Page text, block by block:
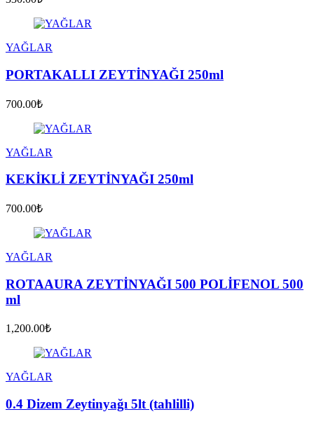
YAĞLAR
PORTAKALLI ZEYTİNYAĞI 250ml
700.00₺
YAĞLAR
KEKİKLİ ZEYTİNYAĞI 250ml
700.00₺
YAĞLAR
ROTAAURA ZEYTİNYAĞI 500 POLİFENOL 500
ml
1,200.00₺
YAĞLAR
0.4 Dizem Zeytinyağı 5lt (tahlilli)